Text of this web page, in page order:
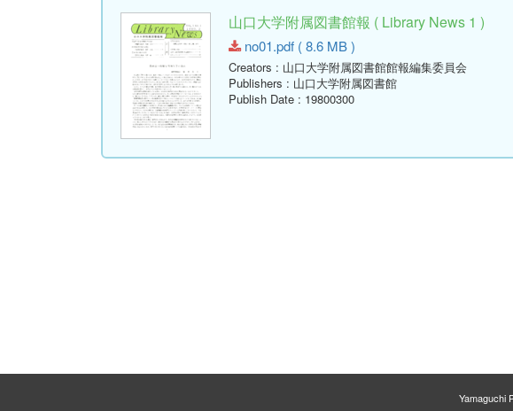
山口大学附属図書館報 ( Library News 1 )
no01.pdf ( 8.6 MB )
Creators : 山口大学附属図書館館報編集委員会
Publishers : 山口大学附属図書館
Publish Date : 19800300
Yamaguchi